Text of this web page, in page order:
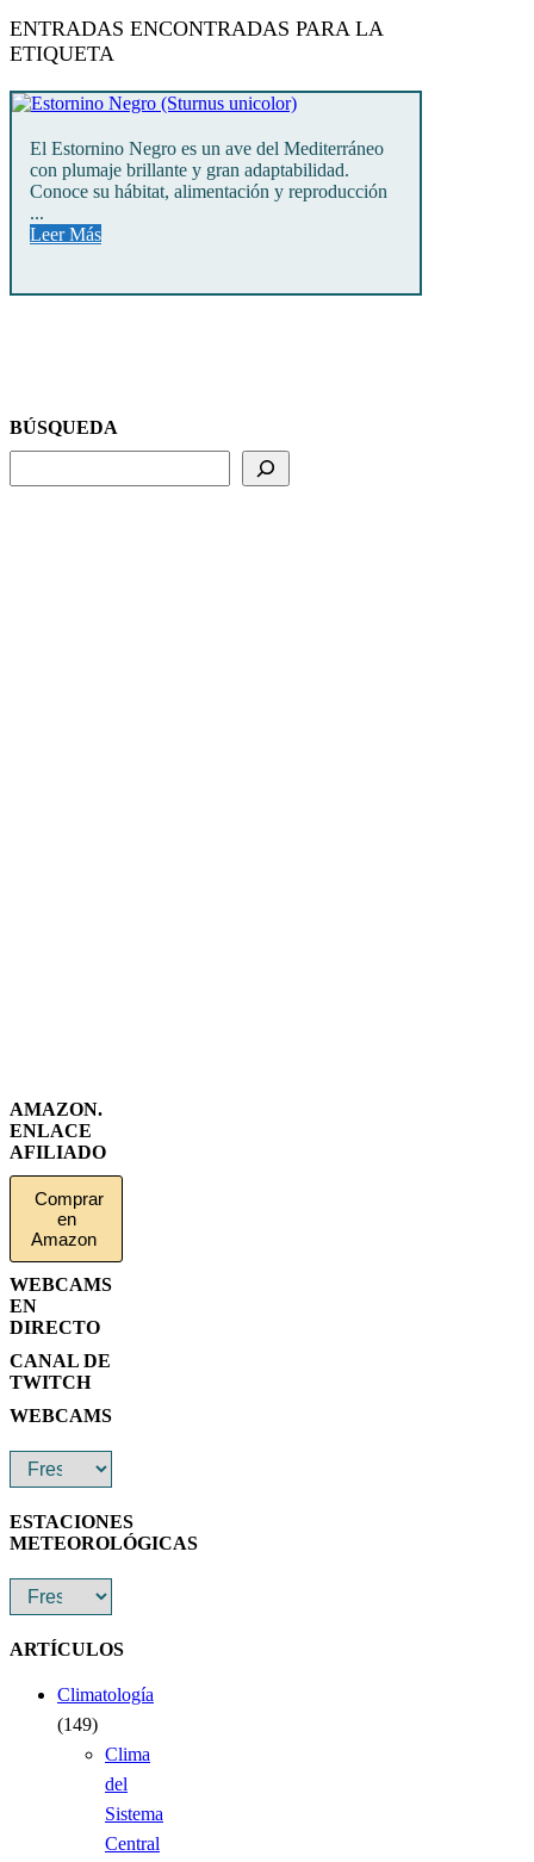
Topográficos
ENTRADAS ENCONTRADAS PARA LA
ETIQUETA
El Estornino Negro es un ave del Mediterráneo
con plumaje brillante y gran adaptabilidad.
Conoce su hábitat, alimentación y reproducción
...
Leer Más
BÚSQUEDA
AMAZON.
ENLACE
AFILIADO
Comprar
en
Amazon
WEBCAMS
EN
DIRECTO
CANAL DE
TWITCH
WEBCAMS
ESTACIONES
METEOROLÓGICAS
ARTÍCULOS
Climatología
(149)
Clima
del
Sistema
Central